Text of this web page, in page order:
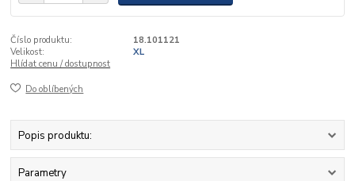
Číslo produktu:
18.101121
Velikost:
XL
Hlídat cenu / dostupnost
Do oblíbených
Popis produktu:
Parametry